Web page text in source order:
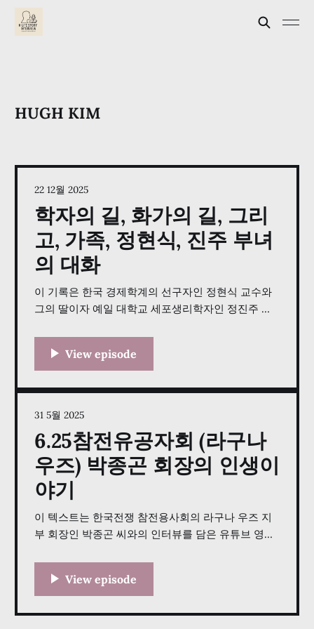
HUGH KIM
학자의 길, 화가의 길, 그리
고, 가족, 정현식, 진주 부녀
의 대화
이 기록은 한국 경제학계의 선구자인 정현식 교수와
그의 딸이자 예일 대학교 세포생리학자인 정진주 교
후 변화 연구를 도입한 영향력 있는 학자로 성장하기
취를 넘어, 그는 50대에 겪었던 심각한 건강 위기를
22 12월 2025
6.25참전유공자회 (라구나
우즈) 박종곤 회장의 인생이
야기
이 텍스트는 한국전쟁 참전용사회의 라구나 우즈 지
부 회장인 박종곤 씨와의 인터뷰를 담은 유튜브 영상
하는 것을 목표로 하며, 박씨의 개인적인 역사, 특히
그는 군사경찰로 복무하며 겪었던 구체적인 고난과
31 5월 2025